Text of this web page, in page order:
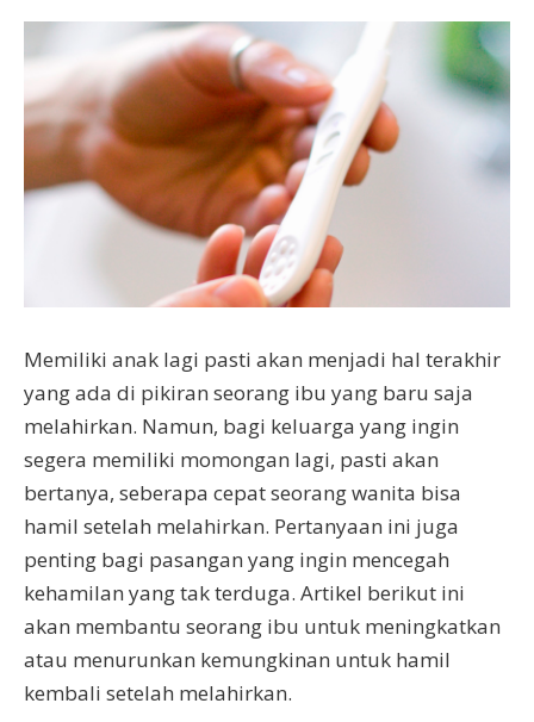
Memiliki anak lagi pasti akan menjadi hal terakhir
yang ada di pikiran seorang ibu yang baru saja
melahirkan. Namun, bagi keluarga yang ingin
segera memiliki momongan lagi, pasti akan
bertanya, seberapa cepat seorang wanita bisa
hamil setelah melahirkan. Pertanyaan ini juga
penting bagi pasangan yang ingin mencegah
kehamilan yang tak terduga. Artikel berikut ini
akan membantu seorang ibu untuk meningkatkan
atau menurunkan kemungkinan untuk hamil
kembali setelah melahirkan.